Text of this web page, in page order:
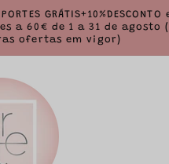
GRÁTIS+10%DESCONTO
a 60€ de 1 a 31 de agosto
ofertas em vigor)